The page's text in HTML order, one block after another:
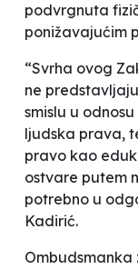
podvrgnuta
ponižavajućim
“Svrha ovog
ne
smislu u
ljudska prava,
pravo kao
ostvare putem
potrebno u
Kadirić.
Ombudsmanka